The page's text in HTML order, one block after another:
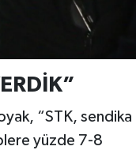
“STK, sendika
yüzde 7-8